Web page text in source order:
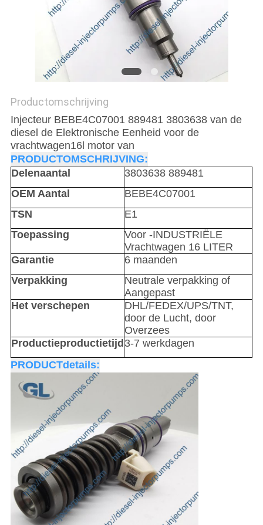
Productomschrijving
Injecteur BEBE4C07001 889481 3803638 van de
diesel de Elektronische Eenheid voor de
vrachtwagen16l motor van
PRODUCTOMSCHRIJVING:
Delenaantal
3803638 889481
OEM Aantal
BEBE4C07001
TSN
E1
Toepassing
Voor -INDUSTRIËLE
Vrachtwagen 16 LITER
Garantie
6 maanden
Verpakking
Neutrale verpakking of
Aangepast
Het verschepen
DHL/FEDEX/UPS/TNT,
door de Lucht, door
Overzees
Productieproductietijd 3-7 werkdagen
PRODUCTdetails: